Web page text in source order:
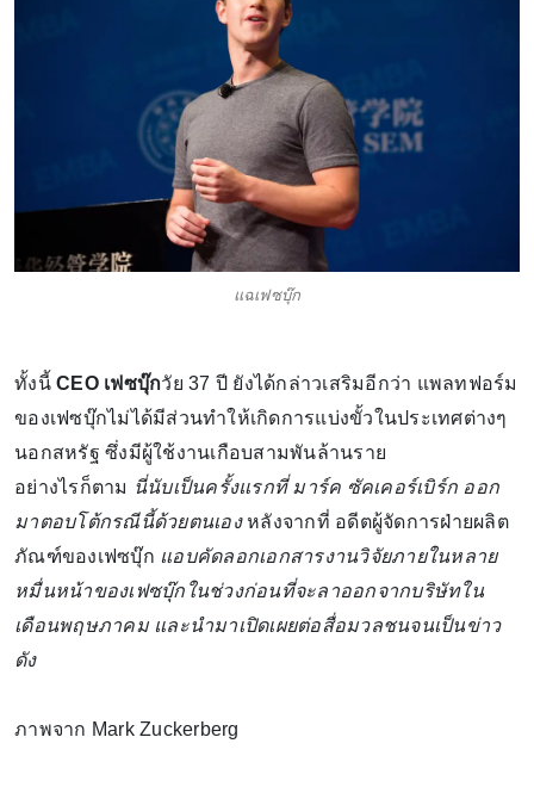
แฉเฟซบุ๊ก
ทั้งนี้ CEO เฟซบุ๊กวัย 37 ปี ยังได้กล่าวเสริมอีกว่า แพลทฟอร์ม
ของเฟซบุ๊กไม่ได้มีส่วนทำให้เกิดการแบ่งขั้วในประเทศต่างๆ
นอกสหรัฐ ซึ่งมีผู้ใช้งานเกือบสามพันล้านราย
อย่างไรก็ตาม นี่นับเป็นครั้งแรกที่ มาร์ค ซัคเคอร์เบิร์ก ออก
มาตอบโต้กรณีนี้ด้วยตนเองหลังจากที่ อดีตผู้จัดการฝ่ายผลิต
ภัณฑ์ของเฟซบุ๊ก แอบคัดลอกเอกสารงานวิจัยภายในหลาย
หมื่นหน้าของเฟซบุ๊กในช่วงก่อนที่จะลาออกจากบริษัทใน
เดือนพฤษภาคม และนำมาเปิดเผยต่อสื่อมวลชนจนเป็นข่าว
ดัง
ภาพจาก Mark Zuckerberg